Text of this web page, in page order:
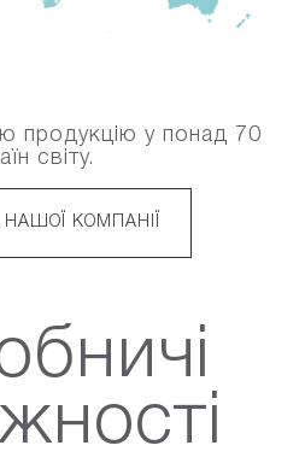
продукцію у понад 70
світу.
НАШОЇ КОМПАНІЇ